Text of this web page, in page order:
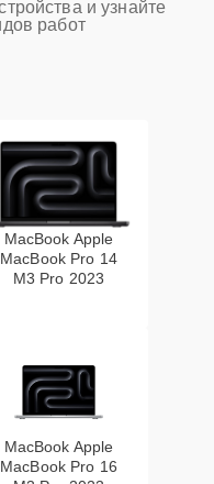
и узнайте
работ
MacBook Apple
MacBook Pro 14
M3 Pro 2023
MacBook Apple
MacBook Pro 16